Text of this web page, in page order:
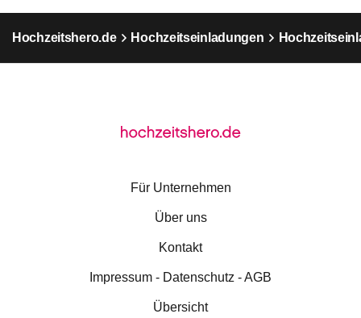
Hochzeitshero.de Hochzeitseinladungen
Für Unternehmen
Über uns
Kontakt
Impressum - Datenschutz - AGB
Übersicht